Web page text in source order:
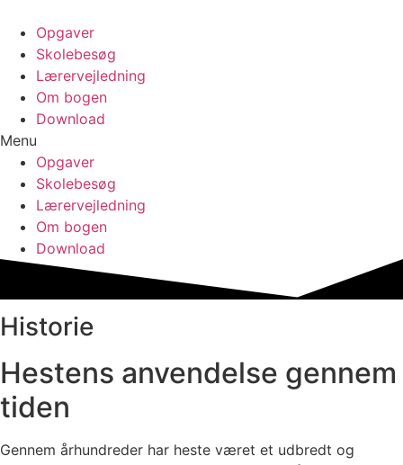
Opgaver
Skolebesøg
Lærervejledning
Om bogen
Download
Menu
Opgaver
Skolebesøg
Lærervejledning
Om bogen
Download
Historie
Hestens anvendelse gennem
tiden
Gennem århundreder har heste været et udbredt og